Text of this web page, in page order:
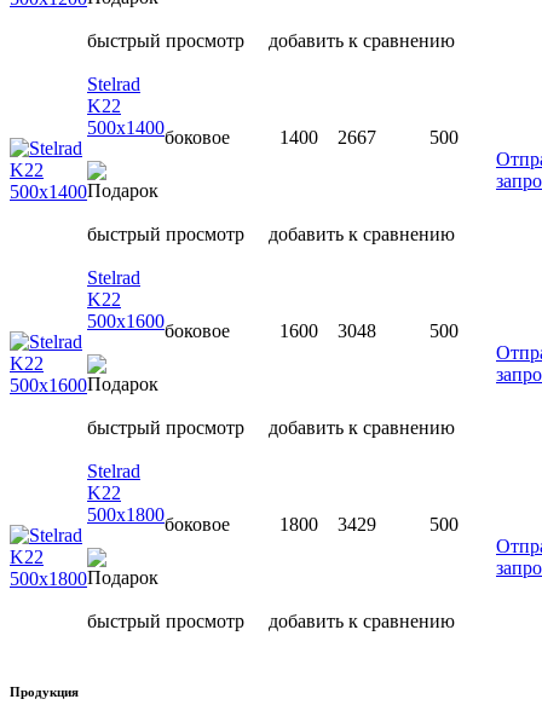
быстрый просмотр добавить к сравнению
Stelrad
K22
500х1400боковое 1400 2667
500
быстрый просмотр добавить к сравнению
Stelrad
K22
500х1600боковое 1600 3048
500
быстрый просмотр добавить к сравнению
Stelrad
K22
500х1800боковое 1800 3429
500
быстрый просмотр добавить к сравнению
Продукция